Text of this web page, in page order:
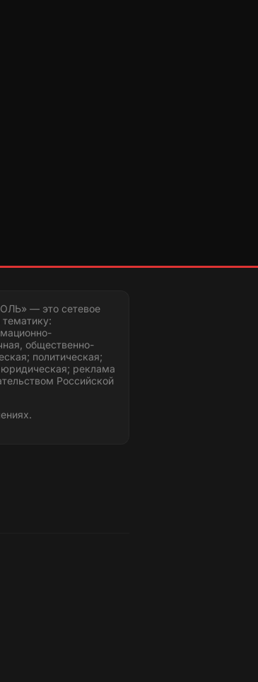
— это сетевое
общественно-
политическая;
реклама
Российской